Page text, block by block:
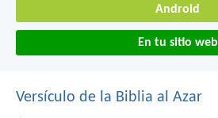
Android
En tu sitio web
Versículo de la Biblia al Azar